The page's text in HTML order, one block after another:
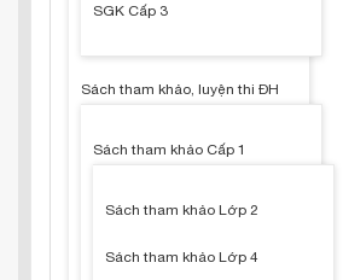
SGK Cấp 3
Sách tham khảo, luyện thi ĐH
Sách tham khảo Cấp 1
Sách tham khảo Lớp 2
Sách tham khảo Lớp 4